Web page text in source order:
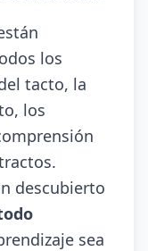
los
tacto, la
los
descubierto
sea